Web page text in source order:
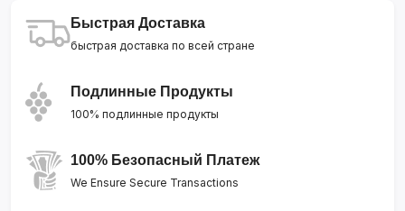
Быстрая Доставка
быстрая доставка по всей стране
Подлинные Продукты
100% подлинные продукты
100% Безопасный Платеж
We Ensure Secure Transactions